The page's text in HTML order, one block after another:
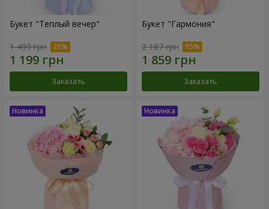
Букет "Теплый вечер"
1 499 грн
Заказать
Букет "Гармония"
2 187 грн
Заказать